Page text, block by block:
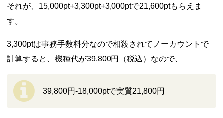
それが、15,000pt+3,300pt+3,000ptで21,600ptもらえま
す。
3,300ptは事務手数料分なので相殺されてノーカウントで
計算すると、機種代が39,800円（税込）なので、
39,800円-18,000ptで実質21,800円